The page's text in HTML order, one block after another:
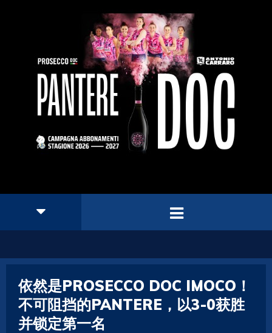
依然是PROSECCO DOC IMOCO！
不可阻挡的PANTERE，以3-0获胜
并锁定第一名